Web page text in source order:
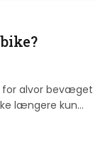
for alvor bevæget
længere kun…